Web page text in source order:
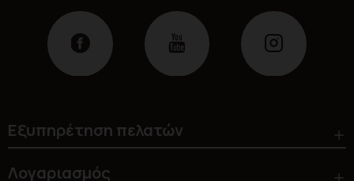
Εξυπηρέτηση πελατών
Λογαριασμός